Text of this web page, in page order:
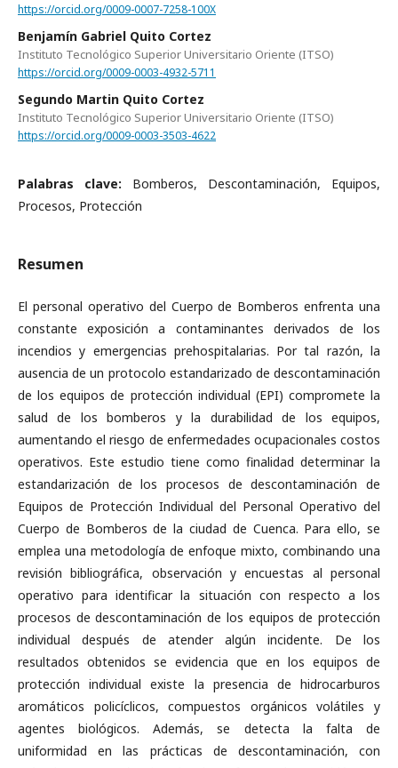
https://orcid.org/0009-0007-7258-100X
Benjamín Gabriel Quito Cortez
Instituto Tecnológico Superior Universitario Oriente (ITSO)
https://orcid.org/0009-0003-4932-5711
Segundo Martin Quito Cortez
Instituto Tecnológico Superior Universitario Oriente (ITSO)
https://orcid.org/0009-0003-3503-4622
Palabras clave: Bomberos, Descontaminación, Equipos,
Procesos, Protección
Resumen
El personal operativo del Cuerpo de Bomberos enfrenta una
constante exposición a contaminantes derivados de los
incendios y emergencias prehospitalarias. Por tal razón, la
ausencia de un protocolo estandarizado de descontaminación
de los equipos de protección individual (EPI) compromete la
salud de los bomberos y la durabilidad de los equipos,
aumentando el riesgo de enfermedades ocupacionales costos
operativos. Este estudio tiene como finalidad determinar la
estandarización de los procesos de descontaminación de
Equipos de Protección Individual del Personal Operativo del
Cuerpo de Bomberos de la ciudad de Cuenca. Para ello, se
emplea una metodología de enfoque mixto, combinando una
revisión bibliográfica, observación y encuestas al personal
operativo para identificar la situación con respecto a los
procesos de descontaminación de los equipos de protección
individual después de atender algún incidente. De los
resultados obtenidos se evidencia que en los equipos de
protección individual existe la presencia de hidrocarburos
aromáticos policíclicos, compuestos orgánicos volátiles y
agentes biológicos. Además, se detecta la falta de
uniformidad en las prácticas de descontaminación, con